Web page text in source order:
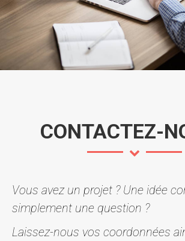
CONTACTEZ-
Vous avez un projet ? Une idée
simplement une question ?
Laissez-nous vos coordonnées